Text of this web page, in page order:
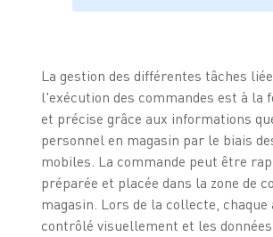
La gestion des différentes tâches
l'exécution des commandes est à la
et précise grâce aux informations
personnel en magasin par le biais
mobiles. La commande peut être
préparée et placée dans la zone de
magasin. Lors de la collecte,
contrôlé visuellement et les